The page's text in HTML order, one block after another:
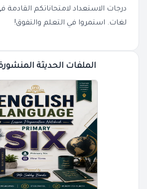
درجات الاستعداد لامتحاناتكم القادمة
لغات. استمروا في التعلم والتفوق!
الملفات الحديثة